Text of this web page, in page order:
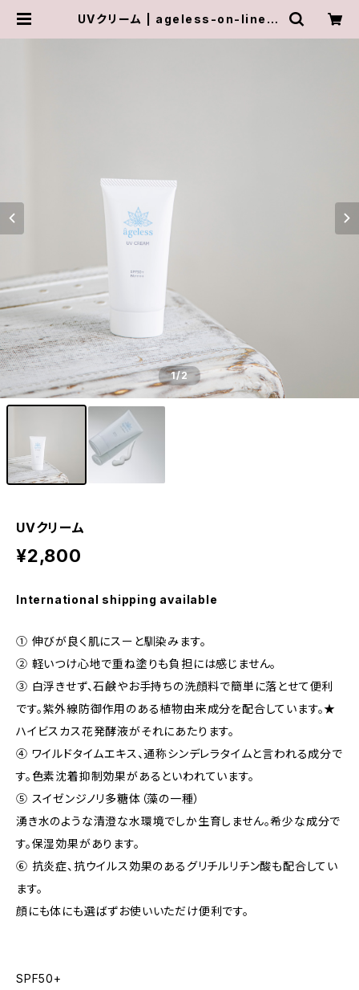
UVクリーム | ageless-on-line-s
1/2
UVクリーム
¥2,800
International shipping available
① 伸びが良く肌にスーと馴染みます。
② 軽いつけ心地で重ね塗りも負担には感じません。
③ 白浮きせず、石鹸やお手持ちの洗顔料で簡単に落とせて便利
です。紫外線防御作用のある植物由来成分を配合しています。★
ハイビスカス花発酵液がそれにあたります。
④ ワイルドタイムエキス、通称シンデレラタイムと言われる成分で
す。色素沈着抑制効果があるといわれています。
⑤ スイゼンジノリ多糖体（藻の一種）
湧き水のような清澄な水環境でしか生育しません。希少な成分で
す。保湿効果があります。
⑥ 抗炎症、抗ウイルス効果のあるグリチルリチン酸も配合してい
ます。
顔にも体にも選ばずお使いいただけ便利です。
SPF50+